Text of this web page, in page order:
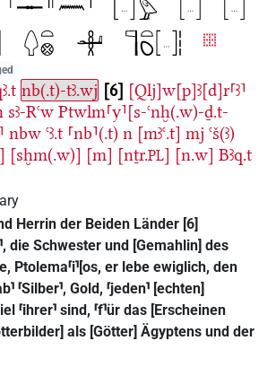
nb(.t)-tꜣ.wj 6
[Qlj]w[p]ꜣ[d]r⸢ꜣ⸣
sꜣ-Rꜥw Ptwlm⸢y⸣[s-ꜥnḫ(.w)-ḏ.t-
nbw ꜥꜣ.t ⸢nb⸣(.t) n [mꜣꜥ.t] mj ꜥš(ꜣ)
[sḫm(.w)] [m] [nṯr.PL] [n.w] Bꜣq.t
Herrin der Beiden Länder [6]
die Schwester und [Gemahlin] des
Ptolema⸢i⸣[os, er lebe ewiglich, den
⸢Silber⸣, Gold, ⸢jeden⸣ [echten]
⸢ihrer⸣ sind, ⸢f⸣ür das [Erscheinen
als [Götter] Ägyptens und der